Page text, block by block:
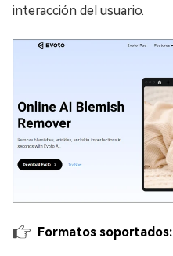
interacción del usuario.
Formatos soportados: